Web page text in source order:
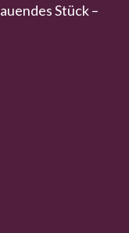
Stück –